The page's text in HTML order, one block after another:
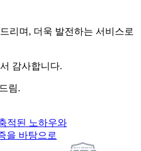
리며, 더욱 발전하는 서비스로
감사합니다.
림.
적된 노하우와
을 바탕으로